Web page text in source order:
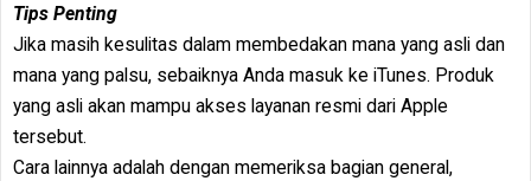
Tips Penting
Jika masih kesulitas dalam membedakan mana yang asli dan
mana yang palsu, sebaiknya Anda masuk ke iTunes. Produk
yang asli akan mampu akses layanan resmi dari Apple
tersebut.
Cara lainnya adalah dengan memeriksa bagian general,